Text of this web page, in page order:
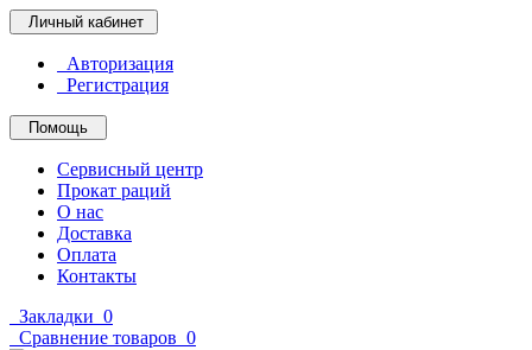
Личный кабинет
Авторизация
Регистрация
Помощь
Сервисный центр
Прокат раций
О нас
Доставка
Оплата
Контакты
Закладки 0
Сравнение товаров 0